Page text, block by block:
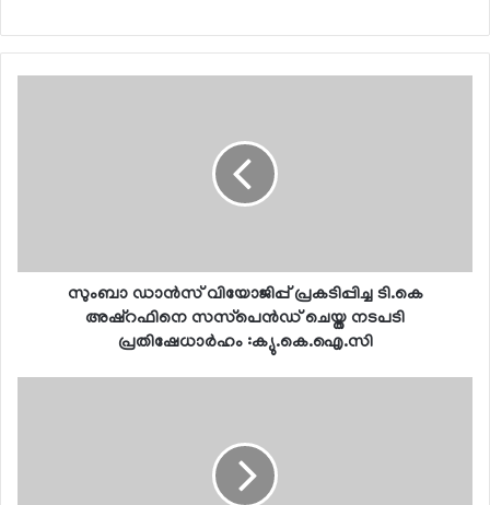
സുംബാ ഡാന്‍സ് വിയോജിപ്പ് പ്രകടിപ്പിച്ച ടി.കെ
അഷ്റഫിനെ സസ്‌പെന്‍ഡ് ചെയ്ത നടപടി
പ്രതിഷേധാര്‍ഹം :ക്യു.കെ.ഐ.സി